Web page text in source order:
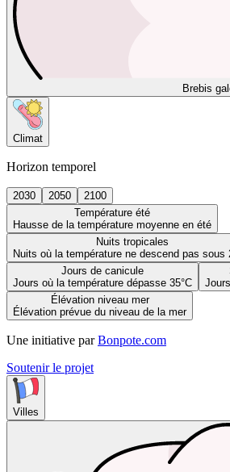
Brebis
Climat
Horizon temporel
2030 2050
2100
Température été
Hausse de la température moyenne en été
Nuits tropicales
Nuits où la température ne descend pas sous
Jours de canicule
Jours où la température dépasse 35°C
Élévation niveau mer
Élévation prévue du niveau de la mer
Une initiative par Bonpote.com
Soutenir le projet
Villes